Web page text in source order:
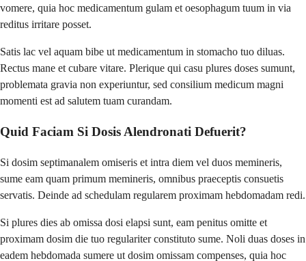
vomere, quia hoc medicamentum gulam et oesophagum tuum in via
reditus irritare posset.
Satis lac vel aquam bibe ut medicamentum in stomacho tuo diluas.
Rectus mane et cubare vitare. Plerique qui casu plures doses sumunt,
problemata gravia non experiuntur, sed consilium medicum magni
momenti est ad salutem tuam curandam.
Quid Faciam Si Dosis Alendronati Defuerit?
Si dosim septimanalem omiseris et intra diem vel duos memineris,
sume eam quam primum memineris, omnibus praeceptis consuetis
servatis. Deinde ad schedulam regularem proximam hebdomadam redi.
Si plures dies ab omissa dosi elapsi sunt, eam penitus omitte et
proximam dosim die tuo regulariter constituto sume. Noli duas doses in
eadem hebdomada sumere ut dosim omissam compenses, quia hoc